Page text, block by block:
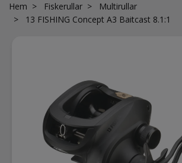
Hem Fiskerullar
Multirullar
13 FISHING Concept A3 Baitcast 8.1:1